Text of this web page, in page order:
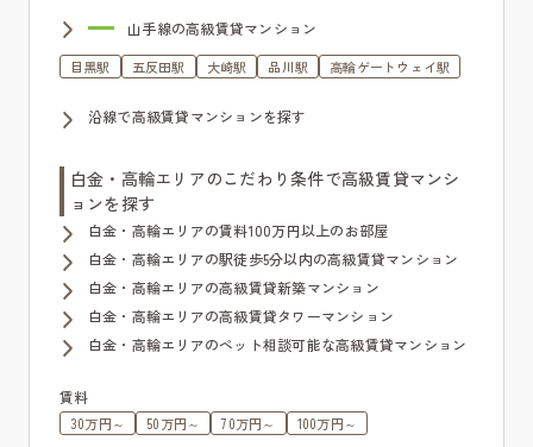
山手線の高級賃貸マンション
目黒駅 五反田駅 大崎駅 品川駅 高輪ゲートウェイ駅
沿線で高級賃貸マンションを探す
白金・高輪エリアのこだわり条件で高級賃貸マンシ
ョンを探す
白金・高輪エリアの賃料100万円以上のお部屋
白金・高輪エリアの駅徒歩5分以内の高級賃貸マンション
白金・高輪エリアの高級賃貸新築マンション
白金・高輪エリアの高級賃貸タワーマンション
白金・高輪エリアのペット相談可能な高級賃貸マンション
賃料
30万円～ 50万円～ 70万円～
100万円～